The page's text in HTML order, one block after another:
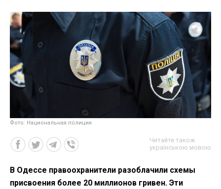
Фото: Национальная полиция
Читайте також
українською мовою
В Одессе правоохранители разоблачили схемы
присвоения более 20 миллионов гривен. Эти